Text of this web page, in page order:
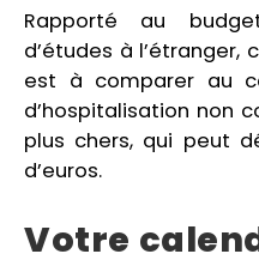
Rapporté au
d’études à
est à comparer au
d’hospitalisation non
plus chers, qui peut
d’euros.
Votre